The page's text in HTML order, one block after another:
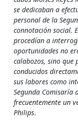
se dedicaban a
personal de la
connotación social.
procedí­an a
oportunidades no
calabozos, sino que
conducidos
sus labores como
Segunda Comisarí­a
frecuentemente un
Philips.